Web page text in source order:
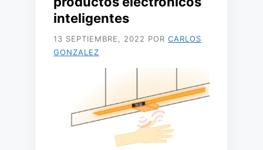
inteligentes
13 SEPTIEMBRE, 2022 POR CARLOS
GONZALEZ